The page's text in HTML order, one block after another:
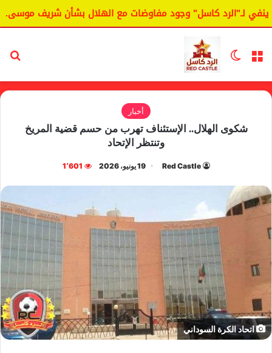
لـ"الرد كاسل" وجود مفاوضات مع الهلال بشأن شريف موسى.
القائمة الوضع المظلم
أخبار
شكوى الهلال.. الإستئناف تهرب من حسم قضية المريخ
وتنتظر الإتحاد
Red Castle 19 يونيو، 2026 1٬601
اتحاد الكرة السوداني